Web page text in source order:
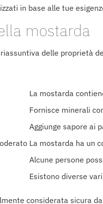
in base alle tue
mostarda
delle proprietà
La mostarda
Fornisce minerali
Aggiunge sapore ai
La mostarda ha un
Alcune persone
Esistono diverse
considerata sicura